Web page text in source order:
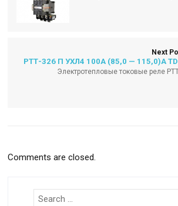
Next
РТТ-326 П УХЛ4 100А (85,0 — 115,0)А
Электротепловые токовые реле
Comments are closed.